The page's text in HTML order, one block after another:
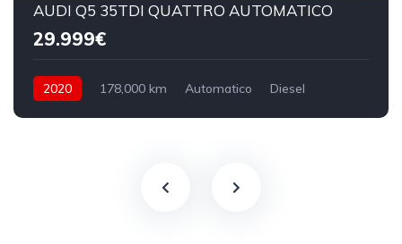
AUDI Q5 35TDI QUATTRO AUTOMATICO
29.999€
2020 178,000 km Automatico
Diesel